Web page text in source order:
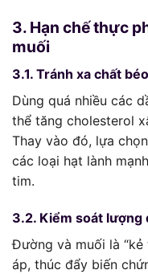
3. Hạn chế thực
muối
3.1. Tránh xa chất
Dùng quá nhiều các
thể tăng cholesterol
Thay vào đó, lựa
các loại hạt lành
tim.
3.2. Kiểm soát lượng
Đường và muối là “kẻ
áp, thúc đẩy biến